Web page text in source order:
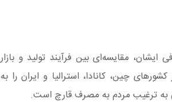
مقایسه‌ای بین فرآیند تولید و بازار
چین، کانادا، استرالیا و ایران را به